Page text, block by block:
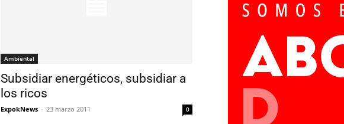
Ambiental
Subsidiar energéticos, subsidiar a
los ricos
ExpokNews - 23 marzo 2011 0